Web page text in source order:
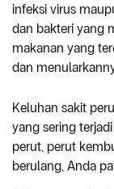
infeksi virus
dan bakteri yang
makanan yang
dan
Keluhan sakit
yang sering
perut, perut
berulang, Anda